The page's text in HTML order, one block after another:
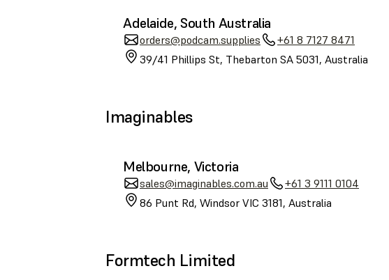
Adelaide, South Australia
orders@podcam.supplies
+61 8 7127 8471
39/41 Phillips St, Thebarton SA 5031, Australia
Imaginables
Melbourne, Victoria
sales@imaginables.com.au
+61 3 9111 0104
86 Punt Rd, Windsor VIC 3181, Australia
Formtech Limited